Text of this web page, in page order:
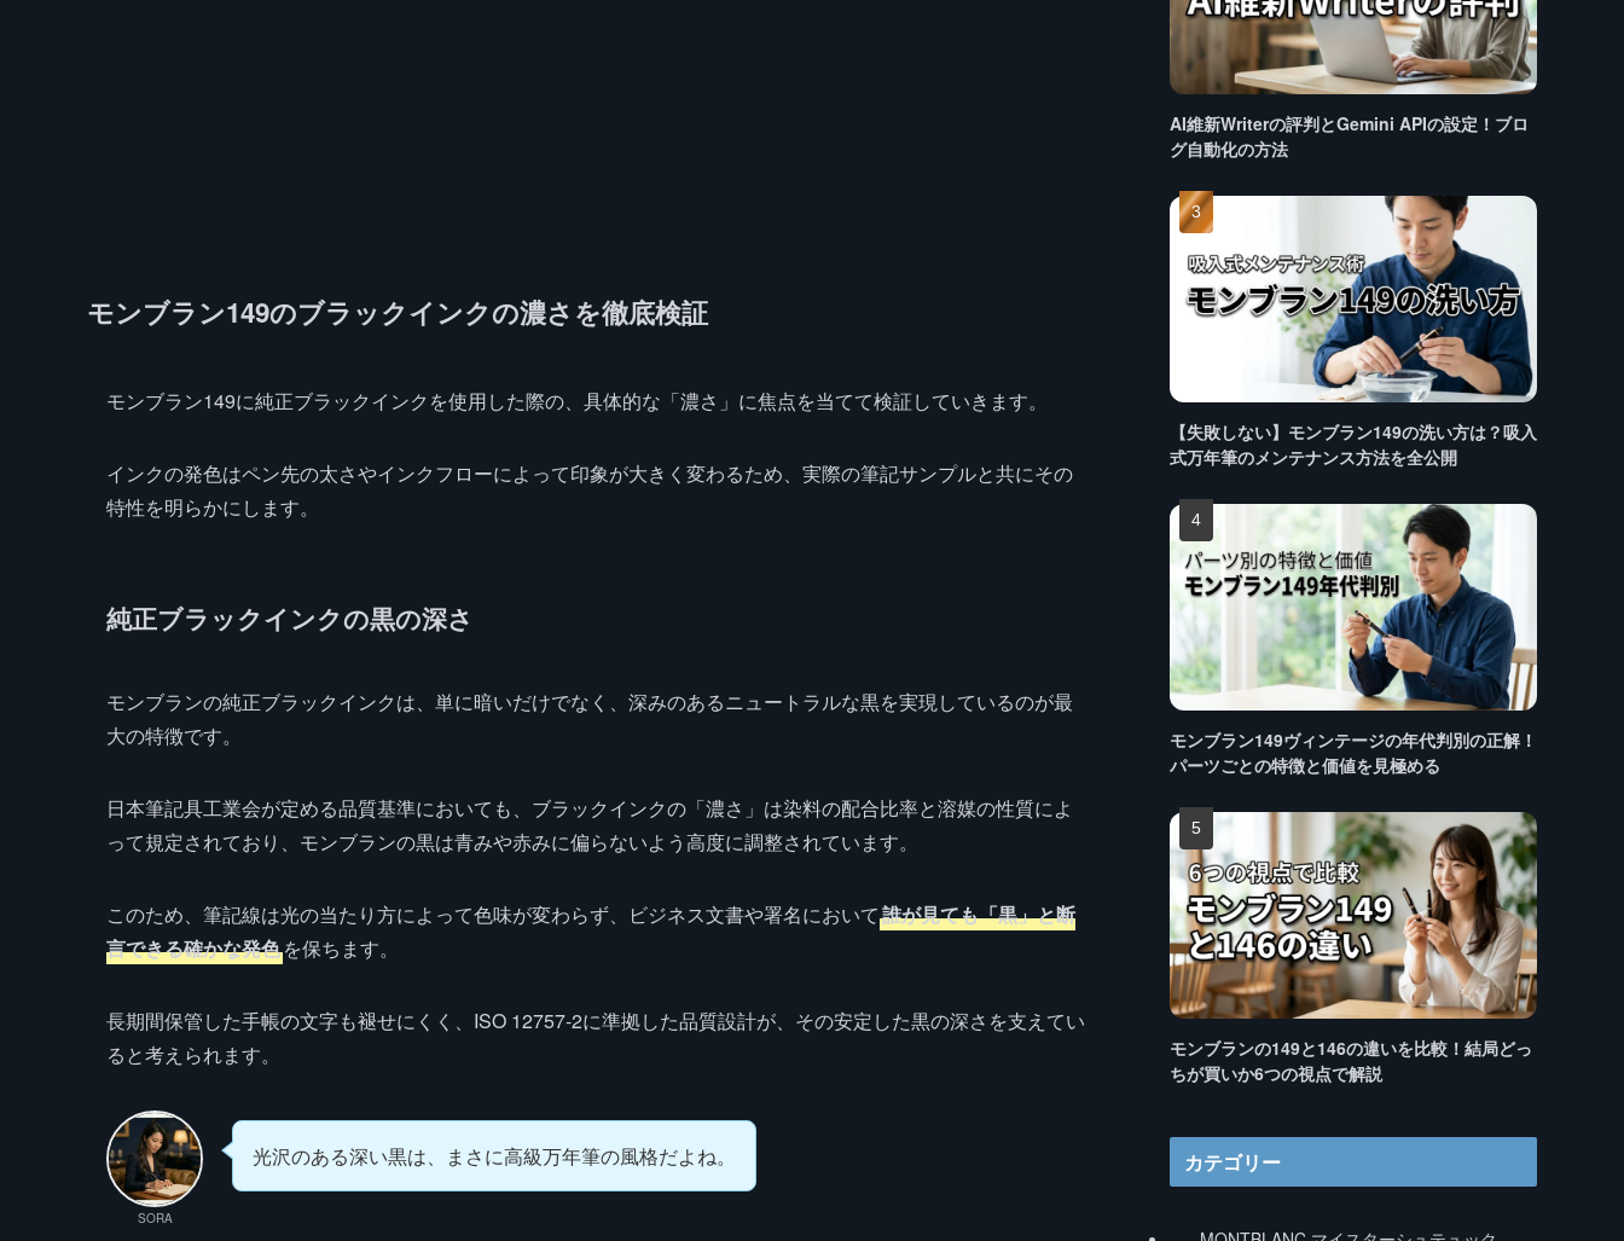
モンブラン149のブラックインクの濃さを徹底検証
モンブラン149に純正ブラックインクを使用した際の、具体的な「濃さ」に焦点を当てて検証していきます。
インクの発色はペン先の太さやインクフローによって印象が大きく変わるため、実際の筆記サンプルと共にその
特性を明らかにします。
純正ブラックインクの黒の深さ
モンブランの純正ブラックインクは、単に暗いだけでなく、深みのあるニュートラルな黒を実現しているのが最
大の特徴です。
日本筆記具工業会が定める品質基準においても、ブラックインクの「濃さ」は染料の配合比率と溶媒の性質によ
って規定されており、モンブランの黒は青みや赤みに偏らないよう高度に調整されています。
このため、筆記線は光の当たり方によって色味が変わらず、ビジネス文書や署名において誰が見ても「黒」と断
言できる確かな発色を保ちます。
長期間保管した手帳の文字も褪せにくく、ISO 12757-2に準拠した品質設計が、その安定した黒の深さを支えてい
ると考えられます。
SORA
光沢のある深い黒は、まさに高級万年筆の風格だよね。
AI維新Writerの評判とGemini APIの設定！ブロ
グ自動化の方法
【失敗しない】モンブラン149の洗い方は？吸入
式万年筆のメンテナンス方法を全公開
モンブラン149ヴィンテージの年代判別の正解！
パーツごとの特徴と価値を見極める
モンブランの149と146の違いを比較！結局どっ
ちが買いか6つの視点で解説
カテゴリー